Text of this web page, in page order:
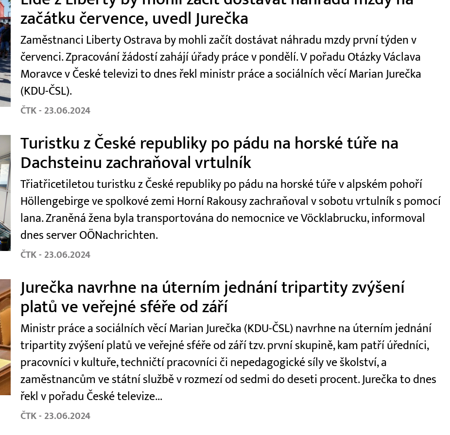
začátku července, uvedl Jurečka
Zaměstnanci Liberty Ostrava by mohli začít dostávat náhradu mzdy první týden v
červenci. Zpracování žádostí zahájí úřady práce v pondělí. V pořadu Otázky Václava
Moravce v České televizi to dnes řekl ministr práce a sociálních věcí Marian Jurečka
(KDU-ČSL).
ČTK - 23.06.2024
Turistku z České republiky po pádu na horské túře na
Dachsteinu zachraňoval vrtulník
Třiatřicetiletou turistku z České republiky po pádu na horské túře v alpském pohoří
Höllengebirge ve spolkové zemi Horní Rakousy zachraňoval v sobotu vrtulník s pomocí
lana. Zraněná žena byla transportována do nemocnice ve Vöcklabrucku, informoval
dnes server OÖNachrichten.
ČTK - 23.06.2024
Jurečka navrhne na úterním jednání tripartity zvýšení
platů ve veřejné sféře od září
Ministr práce a sociálních věcí Marian Jurečka (KDU-ČSL) navrhne na úterním jednání
tripartity zvýšení platů ve veřejné sféře od září tzv. první skupině, kam patří úředníci,
pracovníci v kultuře, techničtí pracovníci či nepedagogické síly ve školství, a
zaměstnancům ve státní službě v rozmezí od sedmi do deseti procent. Jurečka to dnes
řekl v pořadu České televize...
ČTK - 23.06.2024